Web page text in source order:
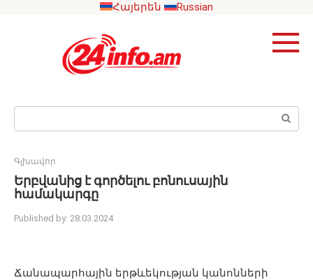
Հայերեն Russian
Search:
Գլխավոր
Երբվանից է գործելու բոնուսային
համակարգը
Published by: 28.03.2024
Ճանապարհային երթևեկության կանոնների